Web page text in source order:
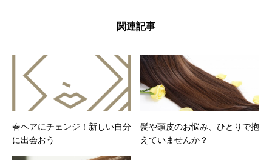
関連記事
春ヘアにチェンジ！新しい自分
に出会おう
髪や頭皮のお悩み、ひとりで抱
えていませんか？